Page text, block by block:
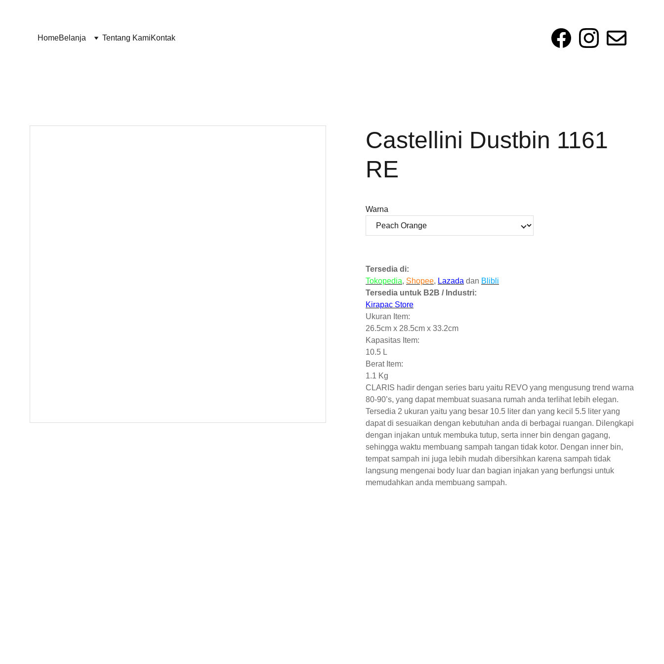
HomeBelanja Tentang KamiKontak
Castellini Dustbin 1161
RE
Warna
Tersedia di:
Tokopedia, Shopee, Lazada dan Blibli
Tersedia untuk B2B / Industri:
Kirapac Store
Ukuran Item:
26.5cm x 28.5cm x 33.2cm
Kapasitas Item:
10.5 L
Berat Item:
1.1 Kg
CLARIS hadir dengan series baru yaitu REVO yang mengusung trend warna
80-90’s, yang dapat membuat suasana rumah anda terlihat lebih elegan.
Tersedia 2 ukuran yaitu yang besar 10.5 liter dan yang kecil 5.5 liter yang
dapat di sesuaikan dengan kebutuhan anda di berbagai ruangan. Dilengkapi
dengan injakan untuk membuka tutup, serta inner bin dengan gagang,
sehingga waktu membuang sampah tangan tidak kotor. Dengan inner bin,
tempat sampah ini juga lebih mudah dibersihkan karena sampah tidak
langsung mengenai body luar dan bagian injakan yang berfungsi untuk
memudahkan anda membuang sampah.